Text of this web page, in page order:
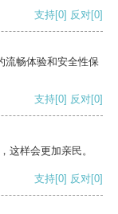
支持[0] 反对[0]
流畅体验和安全性保
支持[0] 反对[0]
这样会更加亲民。
支持[0] 反对[0]